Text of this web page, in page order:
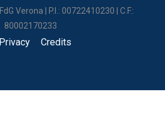
Verona | P.I.: 00722410230 | C.F.:
80002170233
Privacy Credits